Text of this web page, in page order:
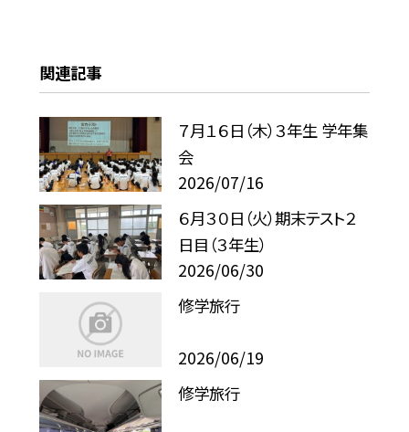
関連記事
７月１６日（木）３年生 学年集
会
2026/07/16
６月３０日（火）期末テスト２
日目（３年生）
2026/06/30
修学旅行
2026/06/19
修学旅行